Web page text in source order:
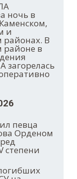
ночь в
и
районах. В
районе в
загорелась
певца
Орденом
степени